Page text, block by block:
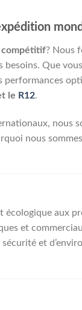
compétitif? Nous
besoins. Que
performances
le R12.
nous
nous
écologique aux
et
et